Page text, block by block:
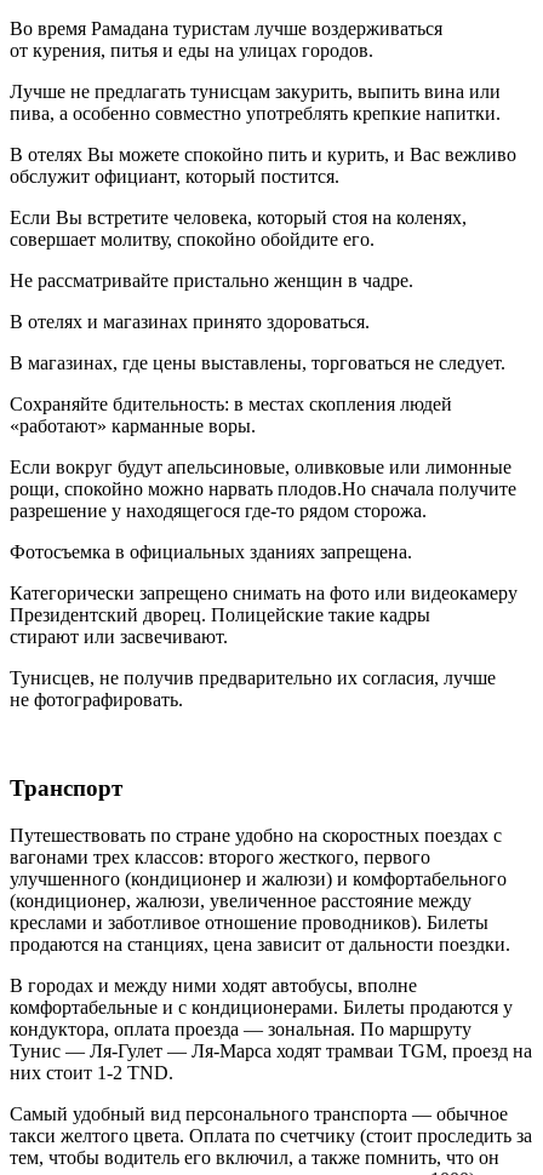
Во время Рамадана туристам лучше воздерживаться
от курения, питья и еды на улицах городов.
Лучше не предлагать тунисцам закурить, выпить вина или
пива, а особенно совместно употреблять крепкие напитки.
В отелях Вы можете спокойно пить и курить, и Вас вежливо
обслужит официант, который постится.
Если Вы встретите человека, который стоя на коленях,
совершает молитву, спокойно обойдите его.
Не рассматривайте пристально женщин в чадре.
В отелях и магазинах принято здороваться.
В магазинах, где цены выставлены, торговаться не следует.
Сохраняйте бдительность: в местах скопления людей
«работают» карманные воры.
Если вокруг будут апельсиновые, оливковые или лимонные
рощи, спокойно можно нарвать плодов.Но сначала получите
разрешение у находящегося где-то рядом сторожа.
Фотосъемка в официальных зданиях запрещена.
Категорически запрещено снимать на фото или видеокамеру
Президентский дворец. Полицейские такие кадры
стирают или засвечивают.
Тунисцев, не получив предварительно их согласия, лучше
не фотографировать.
Транспорт
Путешествовать по стране удобно на скоростных поездах с
вагонами трех классов: второго жесткого, первого
улучшенного (кондиционер и жалюзи) и комфортабельного
(кондиционер, жалюзи, увеличенное расстояние между
креслами и заботливое отношение проводников). Билеты
продаются на станциях, цена зависит от дальности поездки.
В городах и между ними ходят автобусы, вполне
комфортабельные и с кондиционерами. Билеты продаются у
кондуктора, оплата проезда — зональная. По маршруту
Тунис — Ля-Гулет — Ля-Марса ходят трамваи TGM, проезд на
них стоит 1-2 TND.
Самый удобный вид персонального транспорта — обычное
такси желтого цвета. Оплата по счетчику (стоит проследить за
тем, чтобы водитель его включил, а также помнить, что он